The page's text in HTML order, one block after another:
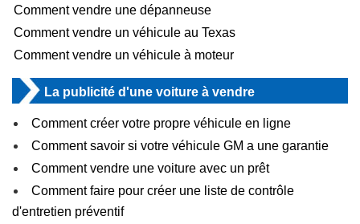
Comment vendre une dépanneuse
Comment vendre un véhicule au Texas
Comment vendre un véhicule à moteur
La publicité d'une voiture à vendre
Comment créer votre propre véhicule en ligne
Comment savoir si votre véhicule GM a une garantie
Comment vendre une voiture avec un prêt
Comment faire pour créer une liste de contrôle
d'entretien préventif